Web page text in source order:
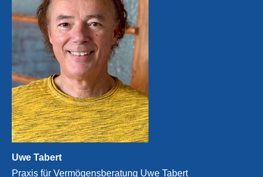
Uwe Tabert
Praxis für Vermögensberatung Uwe Tabert